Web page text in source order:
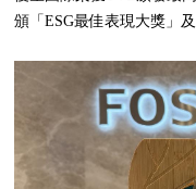
頒「ESG最佳表現大獎」